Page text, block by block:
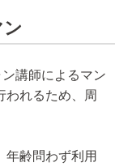
講師によるマン
われるため、周
年齢問わず利用